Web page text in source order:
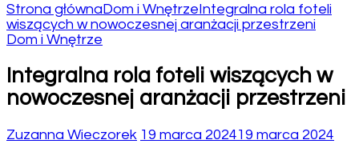
Strona głównaDom i WnętrzeIntegralna rola foteli
wiszących w nowoczesnej aranżacji przestrzeni
Dom i Wnętrze
Integralna rola foteli wiszących w
nowoczesnej aranżacji przestrzeni
Zuzanna Wieczorek 19 marca 202419 marca 2024